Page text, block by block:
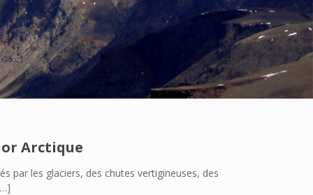
Arctique
par les glaciers, des chutes vertigineuses, des